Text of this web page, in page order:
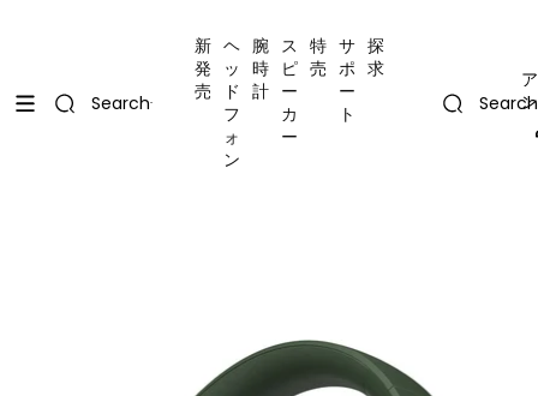
Search
新
発
売
ヘ
ッ
ド
フ
ォ
ン
腕
時
計
ス
ピ
ー
カ
ー
特
売
サ
ポ
ー
ト
探
求
Search